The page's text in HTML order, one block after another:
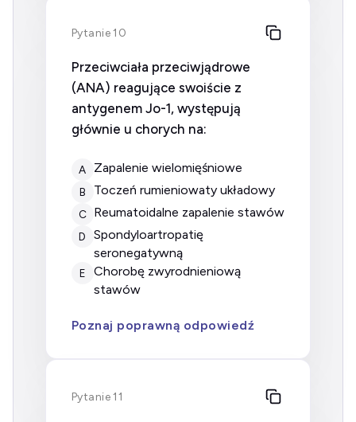
Pytanie 10
Przeciwciała przeciwjądrowe
(ANA) reagujące swoiście z
antygenem Jo-1, występują
głównie u chorych na:
A zapalenie wielomięśniowe
B toczeń rumieniowaty układowy
C reumatoidalne zapalenie stawów
D
spondyloartropatię
seronegatywną
E
chorobę zwyrodnieniową
stawów
Poznaj poprawną odpowiedź
Pytanie 11